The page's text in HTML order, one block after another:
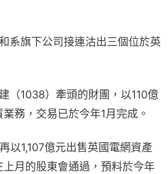
系旗下公司接連沽出三個位於英
（1038）牽頭的財團，以110億
務，交易已於今年1月完成。
以1,107億元出售英國電網資產
月的股東會通過，預料於今年